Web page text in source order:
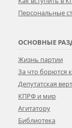
Персональные
ОСНОВНЫЕ
Жизнь партии
За что борются
Депутатская
КПРФ и мир
Агитатору
Библиотека